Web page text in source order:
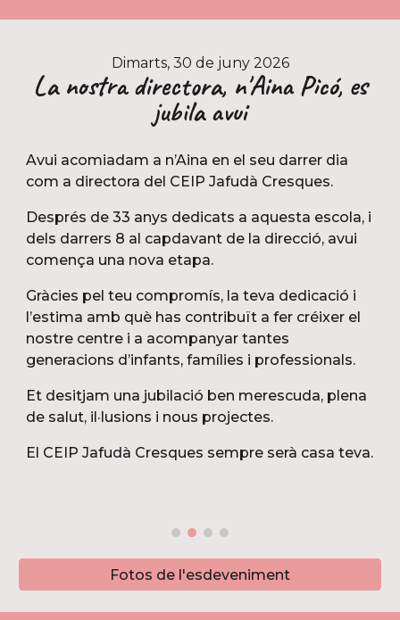
Dimarts, 30 de juny 2026
La nostra directora, n'Aina Picó, es
jubila avui
Avui acomiadam a n’Aina en el seu darrer dia
com a directora del CEIP Jafudà Cresques.
Després de 33 anys dedicats a aquesta escola, i
dels darrers 8 al capdavant de la direcció, avui
comença una nova etapa.
Gràcies pel teu compromís, la teva dedicació i
l’estima amb què has contribuït a fer créixer el
nostre centre i a acompanyar tantes
generacions d’infants, famílies i professionals.
Et desitjam una jubilació ben merescuda, plena
de salut, il·lusions i nous projectes.
El CEIP Jafudà Cresques sempre serà casa teva.
Fotos de l'esdeveniment